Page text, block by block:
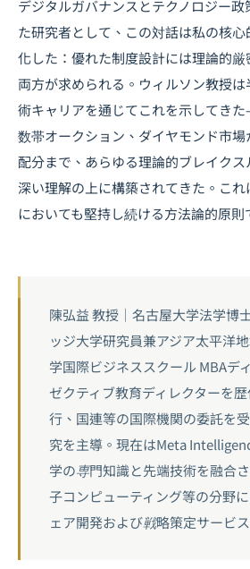
デジタルガバナンスとテクノロジー政
た研究者として、この対話は私の核
化した：優れた制度設計には理論的
両方が求められる。ウィルソン教授
術キャリアを通じてこれを示してき
数帯オークション、ダイヤモンド市
配分まで、あらゆる理論的ブレイク
深い理解の上に構築されてきた。こ
においても堅持し続ける方法論的原則
陳弘益 教授｜名古屋大学法学博
ッジ大学研究員兼アジア太平洋
学国際ビジネススクール MBAデ
ゼクティブ教育ディレクターを
行、国連等の国際機関の委託を
究を主導。現在はMeta
学の専門知識と先端技術を融合
子コンピューティング等の分野
ェア開発および戦略策定サービ